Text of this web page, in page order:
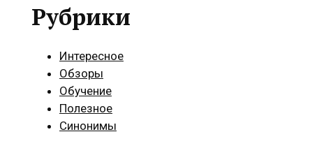
Рубрики
Интересное
Обзоры
Обучение
Полезное
Синонимы